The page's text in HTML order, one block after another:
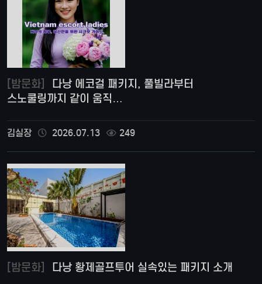
[밤문화]
스노쿨링까지 같이 움직…
김실장 2026.07.13 249
[밤문화] 다낭 황제골프투어 실속있는 패키지 소개